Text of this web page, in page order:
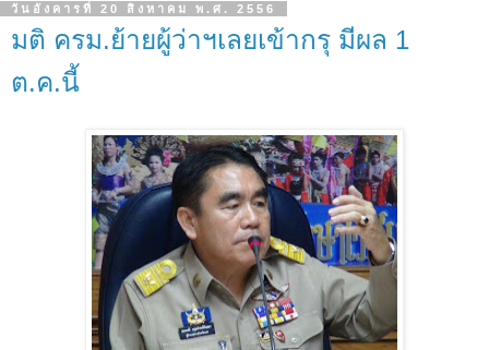
วันอังคารที่ 20 สิงหาคม พ.ศ. 2556
มติ ครม.ย้ายผู้ว่าฯเลยเข้ากรุ มีผล 1
ต.ค.นี้